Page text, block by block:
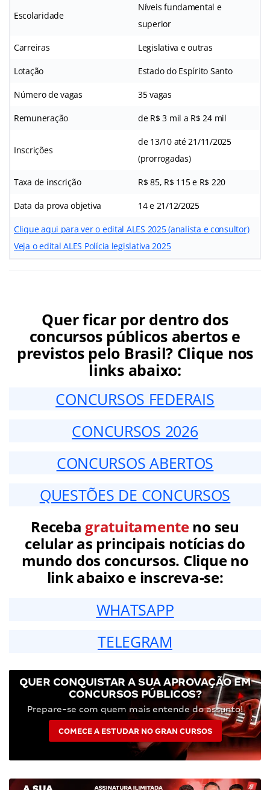
Escolaridade
Níveis fundamental e
superior
Carreiras Legislativa e outras
Lotação Estado do Espírito Santo
Número de vagas 35 vagas
Remuneração de R$ 3 mil a R$ 24 mil
Inscrições
de 13/10 até 21/11/2025
(prorrogadas)
Taxa de inscrição R$ 85, R$ 115 e R$ 220
Data da prova objetiva 14 e 21/12/2025
Clique aqui para ver o edital ALES 2025 (analista e consultor)
Veja o edital ALES Polícia legislativa 2025
Quer ficar por dentro dos
concursos públicos abertos e
previstos pelo Brasil? Clique nos
links abaixo:
CONCURSOS FEDERAIS
CONCURSOS 2026
CONCURSOS ABERTOS
QUESTÕES DE CONCURSOS
Receba gratuitamenteno seu
celular as principais notícias do
mundo dos concursos. Clique no
link abaixo e inscreva-se:
WHATSAPP
TELEGRAM
QUER CONQUISTAR A SUA APROVAÇÃO EM
CONCURSOS PÚBLICOS?
Prepare-se com quem mais entende do assunto!
COMECE A ESTUDAR NO GRAN CURSOS